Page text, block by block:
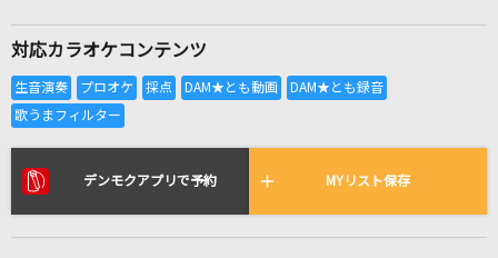
リアルタイムで歌われている曲の一覧
[生音]ただ君に晴れ
対応カラオケコンテンツ
デンモクアプリで予約 MYリスト保存